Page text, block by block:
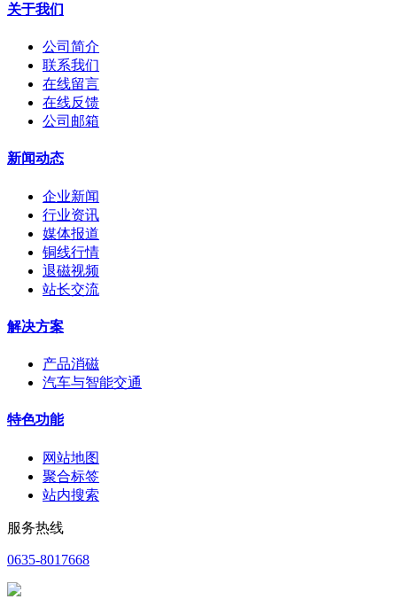
关于我们
公司简介
联系我们
在线留言
在线反馈
公司邮箱
新闻动态
企业新闻
行业资讯
媒体报道
铜线行情
退磁视频
站长交流
解决方案
产品消磁
汽车与智能交通
特色功能
网站地图
聚合标签
站内搜索
服务热线
0635-8017668